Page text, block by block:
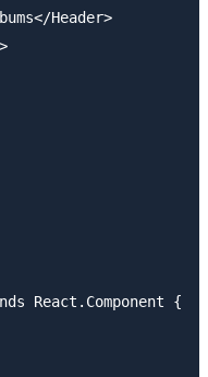
Header>
React.Component {